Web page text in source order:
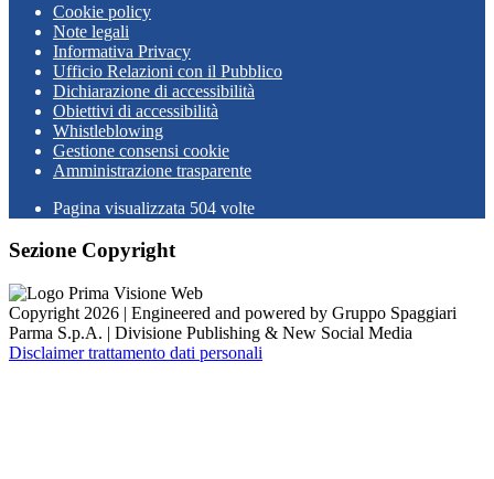
Cookie policy
Note legali
Informativa Privacy
Ufficio Relazioni con il Pubblico
Dichiarazione di accessibilità
Obiettivi di accessibilità
Whistleblowing
Gestione consensi cookie
Amministrazione trasparente
Pagina visualizzata 504 volte
Sezione Copyright
Copyright 2026 | Engineered and powered by Gruppo Spaggiari
Parma S.p.A. | Divisione Publishing & New Social Media
Disclaimer trattamento dati personali